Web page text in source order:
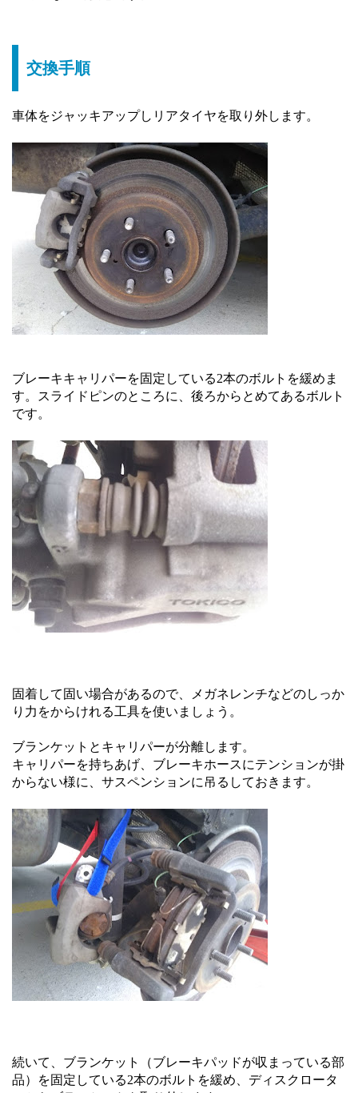
交換手順
車体をジャッキアップしリアタイヤを取り外します。
ブレーキキャリパーを固定している2本のボルトを緩めま
す。スライドピンのところに、後ろからとめてあるボルト
です。
固着して固い場合があるので、メガネレンチなどのしっか
り力をからけれる工具を使いましょう。
ブランケットとキャリパーが分離します。
キャリパーを持ちあげ、ブレーキホースにテンションが掛
からない様に、サスペンションに吊るしておきます。
続いて、ブランケット（ブレーキパッドが収まっている部
品）を固定している2本のボルトを緩め、ディスクロータ